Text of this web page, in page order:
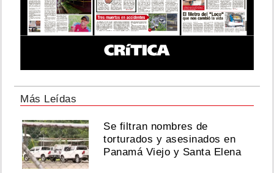
Más Leídas
Se filtran nombres de
torturados y asesinados en
Panamá Viejo y Santa Elena